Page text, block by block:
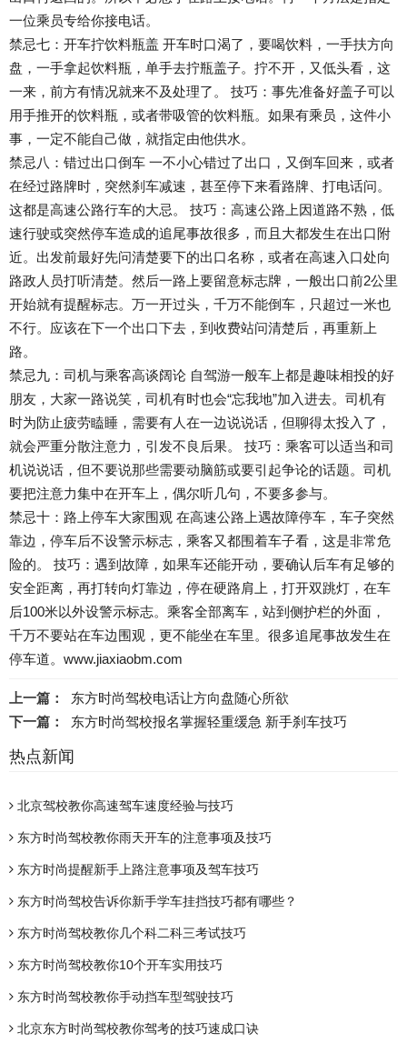
一位乘员专给你接电话。
禁忌七：开车拧饮料瓶盖 开车时口渴了，要喝饮料，一手扶方向
盘，一手拿起饮料瓶，单手去拧瓶盖子。拧不开，又低头看，这
一来，前方有情况就来不及处理了。 技巧：事先准备好盖子可以
用手推开的饮料瓶，或者带吸管的饮料瓶。如果有乘员，这件小
事，一定不能自己做，就指定由他供水。
禁忌八：错过出口倒车 一不小心错过了出口，又倒车回来，或者
在经过路牌时，突然刹车减速，甚至停下来看路牌、打电话问。
这都是高速公路行车的大忌。 技巧：高速公路上因道路不熟，低
速行驶或突然停车造成的追尾事故很多，而且大都发生在出口附
近。出发前最好先问清楚要下的出口名称，或者在高速入口处向
路政人员打听清楚。然后一路上要留意标志牌，一般出口前2公里
开始就有提醒标志。万一开过头，千万不能倒车，只超过一米也
不行。应该在下一个出口下去，到收费站问清楚后，再重新上
路。
禁忌九：司机与乘客高谈阔论 自驾游一般车上都是趣味相投的好
朋友，大家一路说笑，司机有时也会“忘我地”加入进去。司机有
时为防止疲劳瞌睡，需要有人在一边说说话，但聊得太投入了，
就会严重分散注意力，引发不良后果。 技巧：乘客可以适当和司
机说说话，但不要说那些需要动脑筋或要引起争论的话题。司机
要把注意力集中在开车上，偶尔听几句，不要多参与。
禁忌十：路上停车大家围观 在高速公路上遇故障停车，车子突然
靠边，停车后不设警示标志，乘客又都围着车子看，这是非常危
险的。 技巧：遇到故障，如果车还能开动，要确认后车有足够的
安全距离，再打转向灯靠边，停在硬路肩上，打开双跳灯，在车
后100米以外设警示标志。乘客全部离车，站到侧护栏的外面，
千万不要站在车边围观，更不能坐在车里。很多追尾事故发生在
停车道。www.jiaxiaobm.com
上一篇：
东方时尚驾校电话让方向盘随心所欲
下一篇：
东方时尚驾校报名掌握轻重缓急 新手刹车技巧
热点新闻
北京驾校教你高速驾车速度经验与技巧
东方时尚驾校教你雨天开车的注意事项及技巧
东方时尚提醒新手上路注意事项及驾车技巧
东方时尚驾校告诉你新手学车挂挡技巧都有哪些？
东方时尚驾校教你几个科二科三考试技巧
东方时尚驾校教你10个开车实用技巧
东方时尚驾校教你手动挡车型驾驶技巧
北京东方时尚驾校教你驾考的技巧速成口诀